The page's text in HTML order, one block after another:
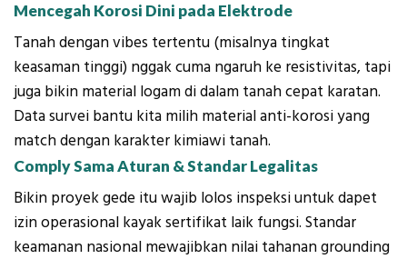
Mencegah Korosi Dini pada Elektrode
Tanah dengan vibes tertentu (misalnya tingkat
keasaman tinggi) nggak cuma ngaruh ke resistivitas, tapi
juga bikin material logam di dalam tanah cepat karatan.
Data survei bantu kita milih material anti-korosi yang
match dengan karakter kimiawi tanah.
Comply Sama Aturan & Standar Legalitas
Bikin proyek gede itu wajib lolos inspeksi untuk dapet
izin operasional kayak sertifikat laik fungsi. Standar
keamanan nasional mewajibkan nilai tahanan grounding